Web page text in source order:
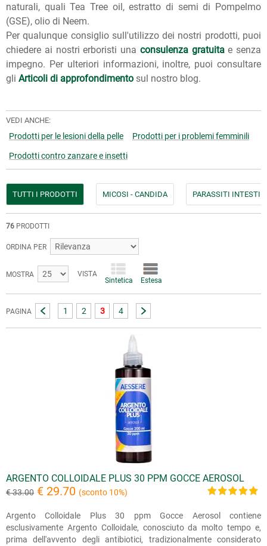
naturali, quali Tea Tree oil, estratto di semi di Pompelmo
(GSE), olio di Neem.
Per qualunque consiglio sull'utilizzo dei nostri prodotti, puoi
chiedere ai nostri erboristi una consulenza gratuitae senza
impegno. Per ulteriori informazioni, inoltre, puoi consultare
gli Articoli di approfondimento sul nostro blog.
VEDI ANCHE:
Prodotti per le lesioni della pelle Prodotti per i problemi femminili
Prodotti contro zanzare e insetti
TUTTI I PRODOTTI MICOSI - CANDIDA PARASSITI
76 PRODOTTI
ORDINA PER
MOSTRA VISTA
Sintetica Estesa
PAGINA 1 2 3 4
ARGENTO COLLOIDALE PLUS 30 PPM GOCCE AEROSOL
€ 33.00 € 29.70 (sconto 10%)
Argento Colloidale Plus 30 ppm Gocce Aerosol contiene
esclusivamente Argento Colloidale, conosciuto da molto tempo e,
prima dell'avvento degli antibiotici, tradizionalmente considerato